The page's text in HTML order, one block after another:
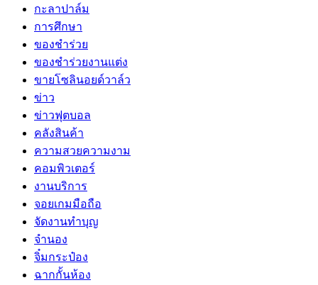
กะลาปาล์ม
การศึกษา
ของชำร่วย
ของชำร่วยงานแต่ง
ขายโซลินอยด์วาล์ว
ข่าว
ข่าวฟุตบอล
คลังสินค้า
ความสวยความงาม
คอมพิวเตอร์
งานบริการ
จอยเกมมือถือ
จัดงานทำบุญ
จำนอง
จิ๋มกระป๋อง
ฉากกั้นห้อง